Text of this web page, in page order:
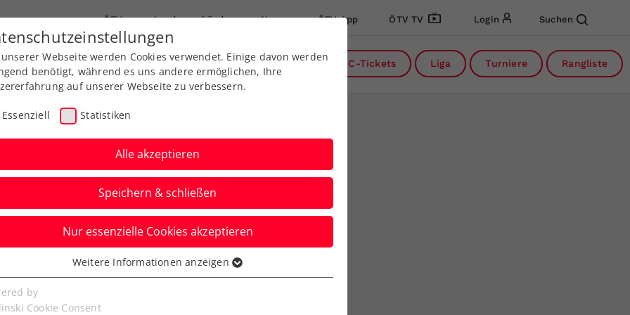
ÖTV Landesverbände News ÖTV App ÖTV TV Login Suchen
Ausbildung Services Über uns DC-Tickets Liga Turniere Rangliste
by EVN: Full House
Neumayer
Webseite werden Cookies verwendet. Einige davon werden
benötigt, während es uns andere ermöglichen, Ihre
auf unserer Webseite zu verbessern.
Essenziell Statistiken
Alle akzeptieren
Speichern & schließen
Nur essenzielle Cookies akzeptieren
Cookies werden für grundlegende Funktionen der
benötigt. Dadurch ist gewährleistet, dass die Webseite
Weitere Informationen anzeigen
by
Cookie Consent